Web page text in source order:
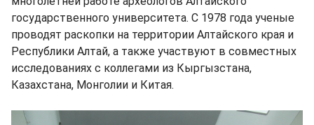
государственного университета. С 1978 года ученые
проводят раскопки на территории Алтайского края и
Республики Алтай, а также участвуют в совместных
исследованиях с коллегами из Кыргызстана,
Казахстана, Монголии и Китая.